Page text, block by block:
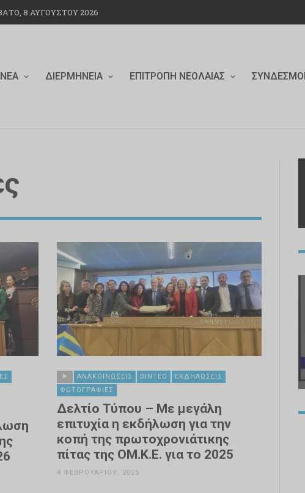
8 ΑΥΓΟΎΣΤΟΥ 2026
ΝΈΑ ΔΙΕΡΜΗΝΕΊΑ ΕΠΙΤΡΟΠΉ ΝΕΟΛΑΊΑΣ
ΑΝΑΚΟΙΝΏΣΕΙΣ ΒΊΝΤΕΟ
ΕΚΔΗΛΏΣΕΙΣ
ΦΩΤΟΓΡΑΦΊΕΣ
Δελτίο Τύπου – Με μεγάλη
επιτυχία η εκδήλωση για την
κοπή της πρωτοχρονιάτικης
πίτας της ΟΜ.Κ.Ε. για το 2025
4 ΦΕΒΡΟΥΑΡΊΟΥ, 2025